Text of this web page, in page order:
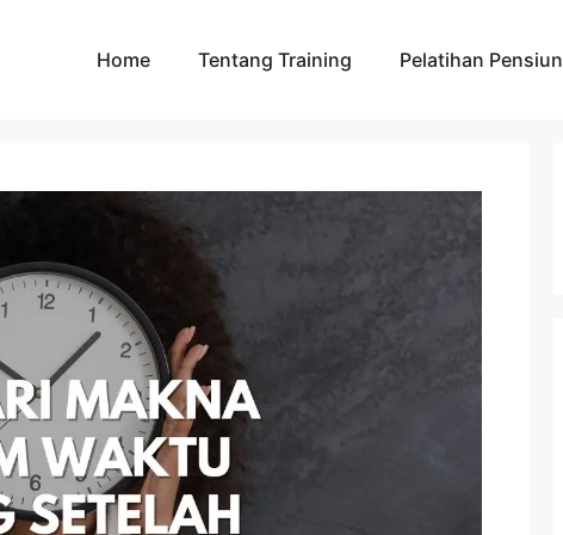
Home Tentang Training Pelatihan Pensiun